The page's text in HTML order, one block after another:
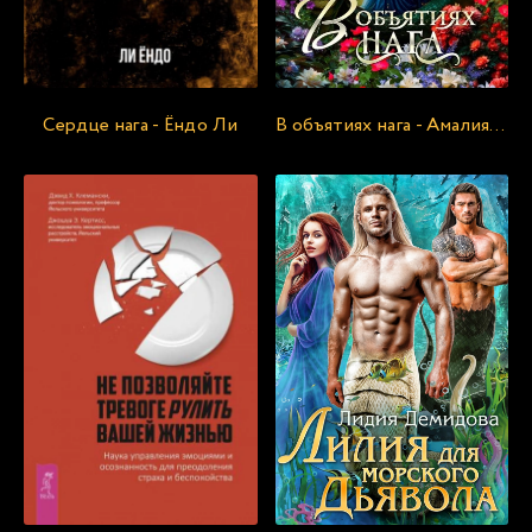
Сердце нага - Ёндо Ли В объятиях нага - Амалия Кляйн